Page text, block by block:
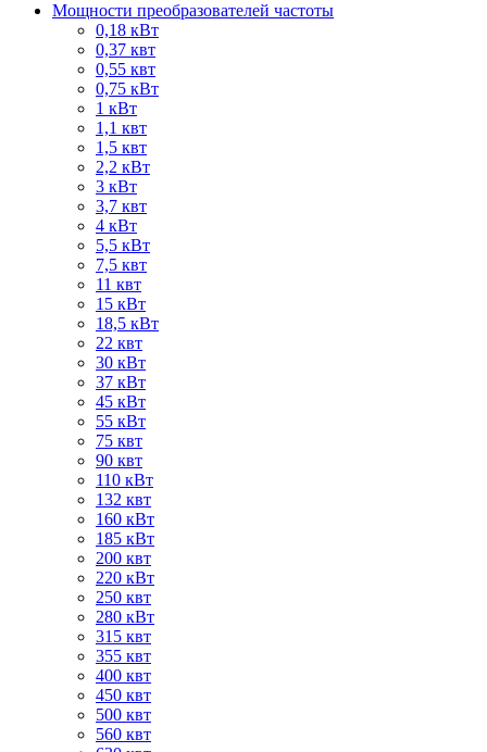
Мощности преобразователей частоты
0,18 кВт
0,37 квт
0,55 квт
0,75 кВт
1 кВт
1,1 квт
1,5 квт
2,2 кВт
3 кВт
3,7 квт
4 кВт
5,5 кВт
7,5 квт
11 квт
15 кВт
18,5 кВт
22 квт
30 кВт
37 кВт
45 кВт
55 кВт
75 квт
90 квт
110 кВт
132 квт
160 кВт
185 кВт
200 квт
220 кВт
250 квт
280 кВт
315 квт
355 квт
400 квт
450 квт
500 квт
560 квт